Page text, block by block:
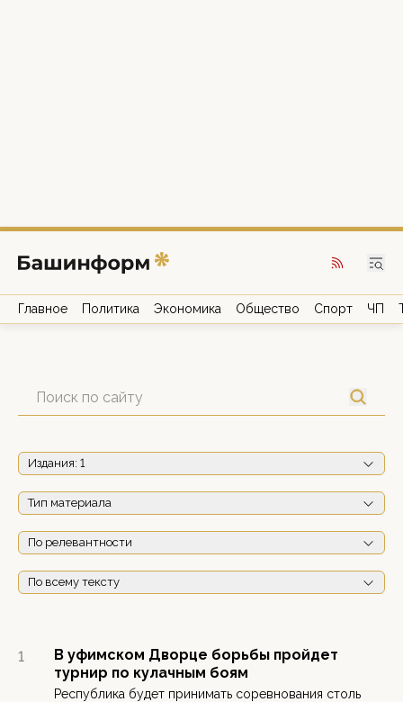
Главное Политика Экономика Общество Спорт ЧП
Издания: 1
Тип материала
По релевантности
По всему тексту
1
В уфимском Дворце борьбы пройдет
турнир по кулачным боям
Республика будет принимать соревнования столь